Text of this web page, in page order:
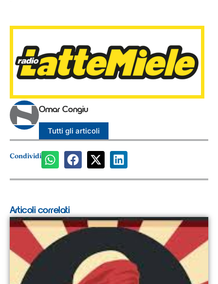
Omar Congiu
Tutti gli articoli
Condividi
Articoli correlati